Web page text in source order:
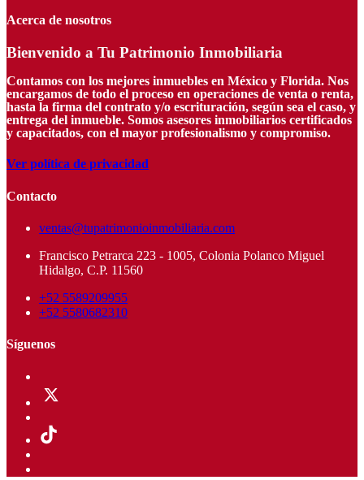
Acerca de nosotros
Bienvenido a Tu Patrimonio Inmobiliaria
Contamos con los mejores inmuebles en México y Florida. Nos
encargamos de todo el proceso en operaciones de venta o renta,
hasta la firma del contrato y/o escrituración, según sea el caso, y
entrega del inmueble. Somos asesores inmobiliarios certificados
y capacitados, con el mayor profesionalismo y compromiso.
Ver política de privacidad
Contacto
ventas@tupatrimonioinmobiliaria.com
Francisco Petrarca 223 - 1005, Colonia Polanco Miguel
Hidalgo, C.P. 11560
+52 5589209955
+52 5580682310
Síguenos